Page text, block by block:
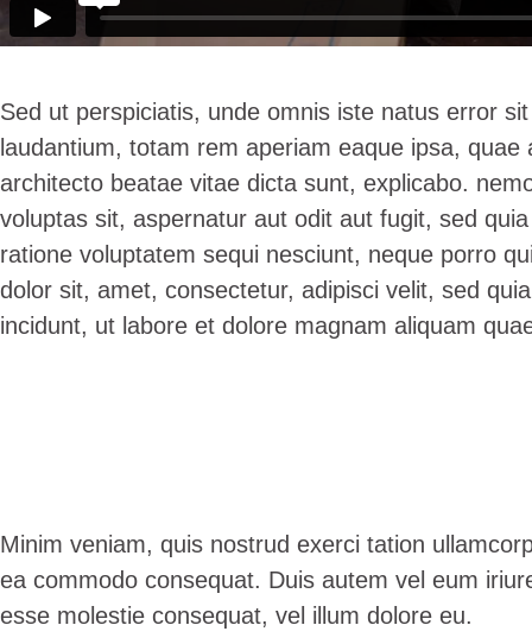
Sed ut perspiciatis, unde omnis iste natus error
laudantium, totam rem aperiam eaque ipsa,
architecto beatae vitae dicta sunt, explicabo.
voluptas sit, aspernatur aut odit aut fugit, sed
ratione voluptatem sequi nesciunt, neque porro
dolor sit, amet, consectetur, adipisci velit, sed
incidunt, ut labore et dolore magnam aliquam
Minim veniam, quis nostrud exerci tation
ea commodo consequat. Duis autem vel eum
esse molestie consequat, vel illum dolore eu.